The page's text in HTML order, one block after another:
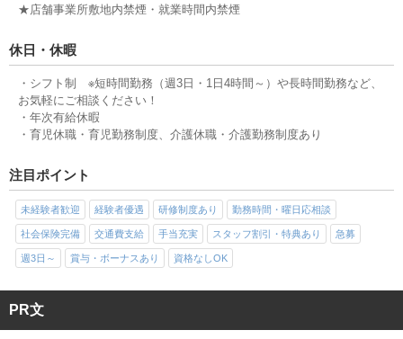
★店舗事業所敷地内禁煙・就業時間内禁煙
休日・休暇
・シフト制 ※短時間勤務（週3日・1日4時間～）や長時間勤務など、
お気軽にご相談ください！
・年次有給休暇
・育児休職・育児勤務制度、介護休職・介護勤務制度あり
注目ポイント
未経験者歓迎 経験者優遇 研修制度あり 勤務時間・曜日応相談
社会保険完備 交通費支給 手当充実 スタッフ割引・特典あり 急募
週3日～ 賞与・ボーナスあり 資格なしOK
PR文